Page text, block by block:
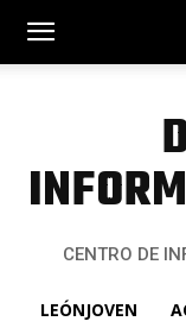
CENTRO DE
LEÓNJOVEN